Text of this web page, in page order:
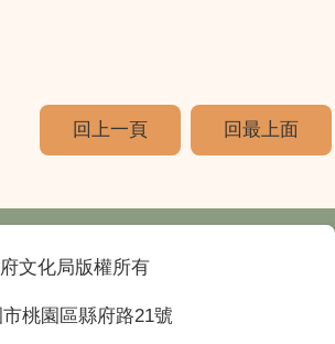
回上一頁 回最上面
文化局版權所有
桃園區縣府路21號